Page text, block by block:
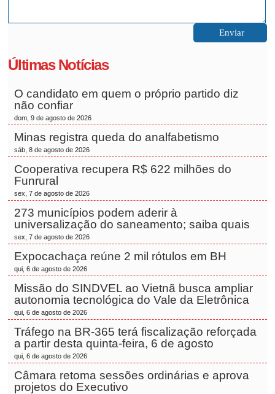
Últimas Notícias
O candidato em quem o próprio partido diz
não confiar
dom, 9 de agosto de 2026
Minas registra queda do analfabetismo
sáb, 8 de agosto de 2026
Cooperativa recupera R$ 622 milhões do
Funrural
sex, 7 de agosto de 2026
273 municípios podem aderir à
universalização do saneamento; saiba quais
sex, 7 de agosto de 2026
Expocachaça reúne 2 mil rótulos em BH
qui, 6 de agosto de 2026
Missão do SINDVEL ao Vietnã busca ampliar
autonomia tecnológica do Vale da Eletrônica
qui, 6 de agosto de 2026
Tráfego na BR-365 terá fiscalização reforçada
a partir desta quinta-feira, 6 de agosto
qui, 6 de agosto de 2026
Câmara retoma sessões ordinárias e aprova
projetos do Executivo